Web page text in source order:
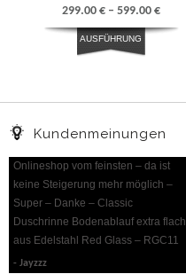
299.00 €– 599.00 €
AUSFÜHRUNG
Kundenmeinungen
Onlineshop vom feinsten – da ist
keine Steigerung mehr möglich –
Super – Danke – Classic
Duschrinne Bodenablauf extra flach
aus Edelstahl Red Glass – RGC11
Jayzzz